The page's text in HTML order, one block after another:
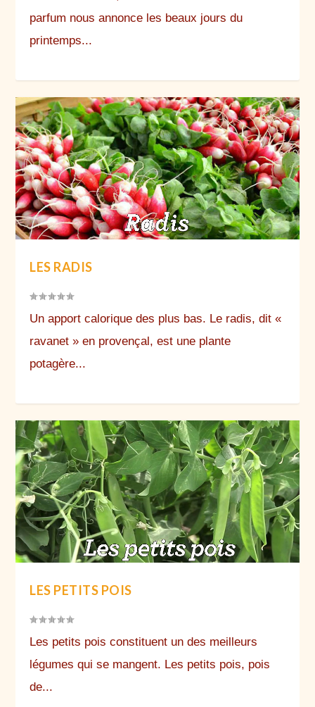
parfum nous annonce les beaux jours du
printemps...
LES RADIS
Un apport calorique des plus bas. Le radis, dit «
ravanet » en provençal, est une plante
potagère...
LES PETITS POIS
Les petits pois constituent un des meilleurs
légumes qui se mangent. Les petits pois, pois
de...